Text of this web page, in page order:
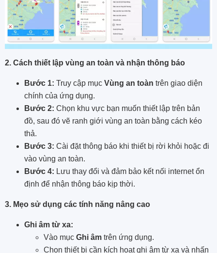
2. Cách thiết lập vùng an toàn và nhận thông báo
Bước 1: Truy cập mục Vùng an toàn trên giao diện
chính của ứng dụng.
Bước 2: Chọn khu vực bạn muốn thiết lập trên bản
đồ, sau đó vẽ ranh giới vùng an toàn bằng cách kéo
thả.
Bước 3: Cài đặt thông báo khi thiết bị rời khỏi hoặc đi
vào vùng an toàn.
Bước 4: Lưu thay đổi và đảm bảo kết nối internet ổn
định để nhận thông báo kịp thời.
3. Mẹo sử dụng các tính năng nâng cao
Ghi âm từ xa:
Vào mục Ghi âm trên ứng dụng.
Chọn thiết bị cần kích hoạt ghi âm từ xa và nhấn